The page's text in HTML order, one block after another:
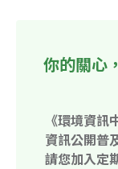
你的關心
《環境資
資訊公開普
請您加入定